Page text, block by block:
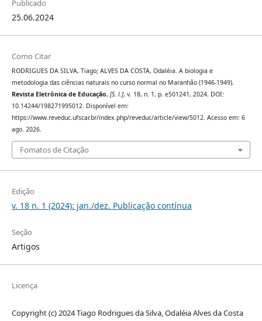
Publicado
25.06.2024
Como Citar
RODRIGUES DA SILVA, Tiago; ALVES DA COSTA, Odaléia. A biologia e
metodologia das ciências naturais no curso normal no Maranhão (1946-1949).
Revista Eletrônica de Educação, [S. l.], v. 18, n. 1, p. e501241, 2024. DOI:
10.14244/198271995012. Disponível em:
https://www.reveduc.ufscar.br/index.php/reveduc/article/view/5012. Acesso em: 6
ago. 2026.
Fomatos de Citação
Edição
v. 18 n. 1 (2024): jan./dez. Publicação contínua
Seção
Artigos
Licença
Copyright (c) 2024 Tiago Rodrigues da Silva, Odaléia Alves da Costa